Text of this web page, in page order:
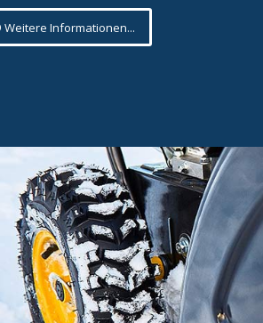
Weitere Informationen...